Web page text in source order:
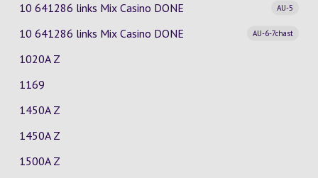
10 641286 links Mix Casino
AU-5
DONE
10 641286 links Mix Casino
AU-6-7chast
DONE
1020A Z
1169
1450A Z
1450A Z
1500A Z